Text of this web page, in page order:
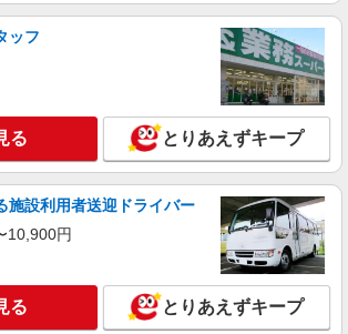
ッフ
る とりあえずキープ
施設利用者送迎ドライバー
10,900円
る とりあえずキープ